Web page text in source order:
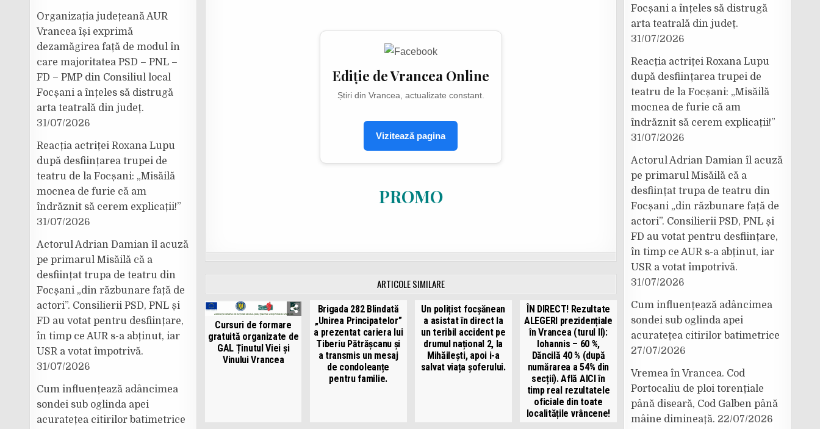
Ediție de Vrancea Online
Știri din Vrancea, actualizate constant.
Vizitează pagina
PROMO
ARTICOLE SIMILARE
Cursuri de formare
gratuită organizate de
GAL Ținutul Viei și
Vinului Vrancea
Brigada 282 Blindată
„Unirea Principatelor”
a prezentat cariera lui
Tiberiu Pătrășcanu și
a transmis un mesaj
de condoleanțe
pentru familie.
Un polițist focșănean
a asistat în direct la
un teribil accident pe
drumul național 2, la
Mihăilești, apoi i-a
salvat viața șoferului.
ÎN DIRECT! Rezultate
ALEGERI prezidențiale
în Vrancea (turul II):
Iohannis – 60 %,
Dăncilă 40 % (după
numărarea a 54% din
secții). Află AICI în
timp real rezultatele
oficiale din toate
localitățile vrâncene!
Organizația județeană AUR
Vrancea își exprimă
dezamăgirea față de modul în
care majoritatea PSD – PNL –
FD – PMP din Consiliul local
Focșani a înțeles să distrugă
arta teatrală din județ.
31/07/2026
Reacția actriței Roxana Lupu
după desființarea trupei de
teatru de la Focșani: „Misăilă
mocnea de furie că am
îndrăznit să cerem explicații!”
31/07/2026
Actorul Adrian Damian îl acuză
pe primarul Misăilă că a
desființat trupa de teatru din
Focșani „din răzbunare față de
actori”. Consilierii PSD, PNL și
FD au votat pentru desființare,
în timp ce AUR s-a abținut, iar
USR a votat împotrivă.
31/07/2026
Cum influențează adâncimea
sondei sub oglinda apei
acuratețea citirilor batimetrice
Focșani a înțeles să distrugă
arta teatrală din județ.
31/07/2026
Reacția actriței Roxana Lupu
după desființarea trupei de
teatru de la Focșani: „Misăilă
mocnea de furie că am
îndrăznit să cerem explicații!”
31/07/2026
Actorul Adrian Damian îl acuză
pe primarul Misăilă că a
desființat trupa de teatru din
Focșani „din răzbunare față de
actori”. Consilierii PSD, PNL și
FD au votat pentru desființare,
în timp ce AUR s-a abținut, iar
USR a votat împotrivă.
31/07/2026
Cum influențează adâncimea
sondei sub oglinda apei
acuratețea citirilor batimetrice
27/07/2026
Vremea în Vrancea. Cod
Portocaliu de ploi torențiale
până diseară, Cod Galben până
mâine dimineață. 22/07/2026